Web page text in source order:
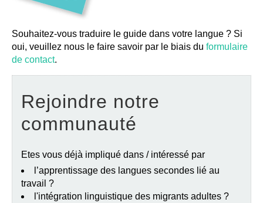
Souhaitez-vous traduire le guide dans votre langue ? Si
oui, veuillez nous le faire savoir par le biais du formulaire
de contact.
Rejoindre notre
communauté
Etes vous déjà impliqué dans / intéressé par
l’apprentissage des langues secondes lié au
travail ?
l'intégration linguistique des migrants adultes ?